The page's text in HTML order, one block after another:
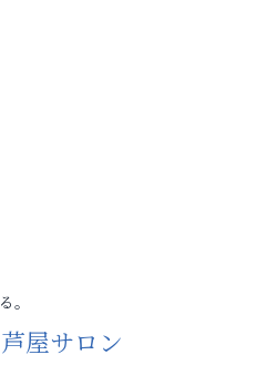
。
屋サロン